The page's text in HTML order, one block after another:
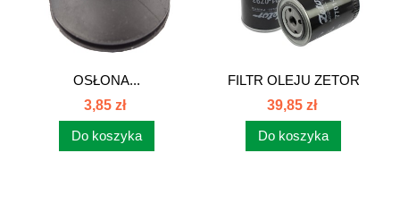
OSŁONA...
3,85 zł
Do koszyka
FILTR OLEJU ZETOR
ORYGINAŁ...
39,85 zł
Do koszyka